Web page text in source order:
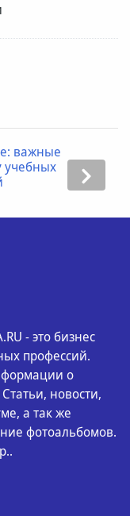
важные
учебных
- это бизнес
профессий.
о
новости,
а так же
фотоальбомов.